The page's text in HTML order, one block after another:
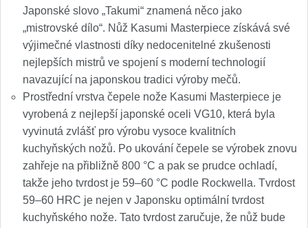
Japonské slovo „Takumi“ znamená něco jako
„mistrovské dílo“. Nůž Kasumi Masterpiece získává své
výjimečné vlastnosti díky nedocenitelné zkušenosti
nejlepších mistrů ve spojení s moderní technologií
navazující na japonskou tradici výroby mečů.
Prostřední vrstva čepele nože Kasumi Masterpiece je
vyrobená z nejlepší japonské oceli VG10, která byla
vyvinutá zvlášť pro výrobu vysoce kvalitních
kuchyňských nožů. Po ukování čepele se výrobek znovu
zahřeje na přibližně 800 °C a pak se prudce ochladí,
takže jeho tvrdost je 59–60 °C podle Rockwella. Tvrdost
59–60 HRC je nejen v Japonsku optimální tvrdost
kuchyňského nože. Tato tvrdost zaručuje, že nůž bude